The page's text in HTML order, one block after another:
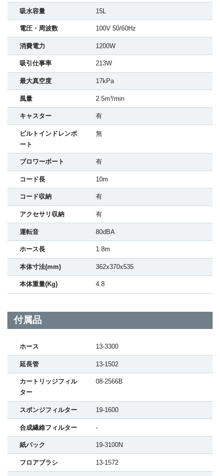
吸水容量 15L
電圧・周波数 100V 50/60Hz
消費電力 1200W
吸引仕事率 213W
最大真空度 17kPa
風量 2.5m³/min
キャスター 有
ビルトインドレンポ
ート
無
ブロワーポート 有
コード長 10m
コード収納 有
アクセサリ収納 有
運転音 80dBA
ホース長 1.8m
本体寸法(mm) 362x370x535
本体重量(Kg) 4.8
付属品
ホース 13-3300
延長管 13-1502
カートリッジフィル
ター
08-2566B
スポンジフィルター 19-1600
合成繊維フィルター -
紙パック 19-3100N
フロアブラシ 13-1572